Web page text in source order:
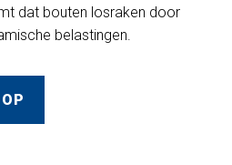
dat bouten losraken door
belastingen.